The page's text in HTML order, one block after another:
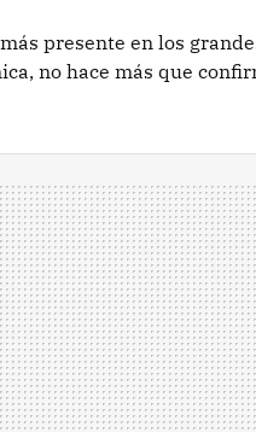
presente en los
no hace más que